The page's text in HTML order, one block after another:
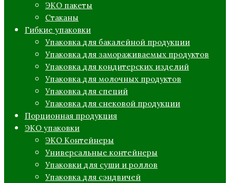
ЭКО пакеты
Стаканы
Гибкие упаковки
Упаковка для бакалейной продукции
Упаковка для замораживаемых продуктов
Упаковка для кондитерских изделий
Упаковка для молочных продуктов
Упаковка для специй
Упаковка для снековой продукции
Порционная продукция
ЭКО упаковки
ЭКО Контейнеры
Универсальные контейнеры
Упаковки для суши и роллов
Упаковка для сэндвичей